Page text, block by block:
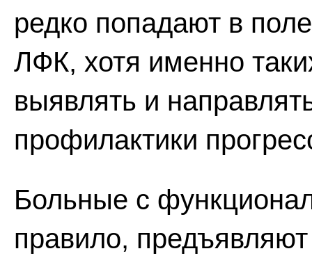
редко попадают в
ЛФК, хотя именно
выявлять и
профилактики
Больные с
правило,